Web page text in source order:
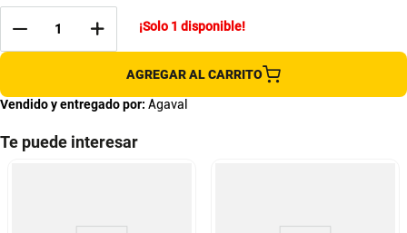
¡Solo 1 disponible!
AGREGAR AL CARRITO
Vendido y entregado por: Agaval
Te puede interesar